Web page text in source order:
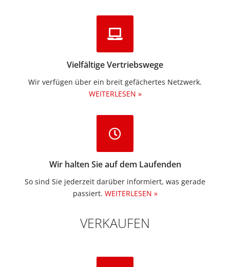
Vielfältige Vertriebswege
Wir verfügen über ein breit gefächertes Netzwerk.
WEITERLESEN »
Wir halten Sie auf dem Laufenden
So sind Sie jederzeit darüber informiert, was gerade
passiert. WEITERLESEN »
VERKAUFEN